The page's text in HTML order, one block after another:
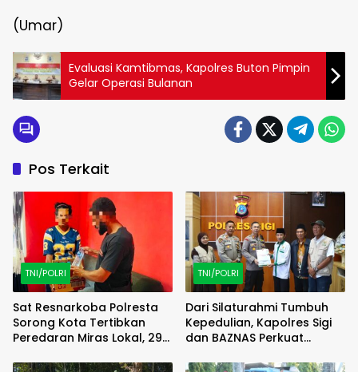
(Umar)
Evaluasi Kamtibmas, Kapolres Buton Pimpin
Gelar Operasi Bulanan
Pos Terkait
TNI/POLRI
Sat Resnarkoba Polresta
Sorong Kota Tertibkan
Peredaran Miras Lokal, 29
TNI/POLRI
Dari Silaturahmi Tumbuh
Kepedulian, Kapolres Sigi
dan BAZNAS Perkuat